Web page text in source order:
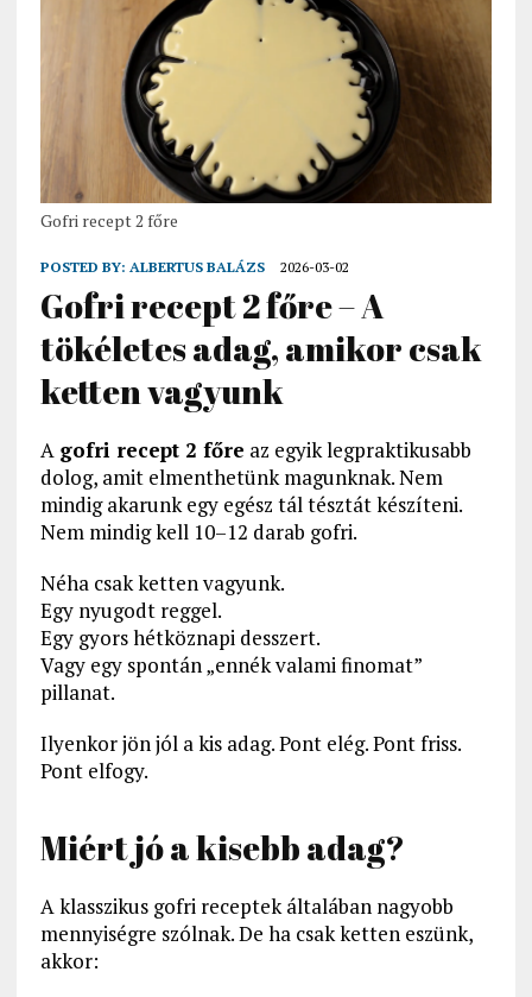
Gofri recept 2 főre
POSTED BY: ALBERTUS BALÁZS 2026-03-02
Gofri recept 2 főre – A
tökéletes adag, amikor csak
ketten vagyunk
A gofri recept 2 főre az egyik legpraktikusabb
dolog, amit elmenthetünk magunknak. Nem
mindig akarunk egy egész tál tésztát készíteni.
Nem mindig kell 10–12 darab gofri.
Néha csak ketten vagyunk.
Egy nyugodt reggel.
Egy gyors hétköznapi desszert.
Vagy egy spontán „ennék valami finomat”
pillanat.
Ilyenkor jön jól a kis adag. Pont elég. Pont friss.
Pont elfogy.
Miért jó a kisebb adag?
A klasszikus gofri receptek általában nagyobb
mennyiségre szólnak. De ha csak ketten eszünk,
akkor: